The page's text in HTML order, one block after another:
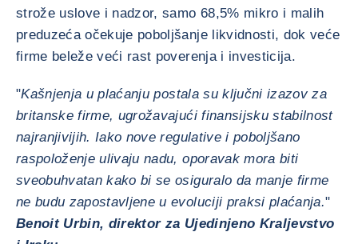
strože uslove i nadzor, samo 68,5% mikro i malih
preduzeća očekuje poboljšanje likvidnosti, dok veće
firme beleže veći rast poverenja i investicija.
"Kašnjenja u plaćanju postala su ključni izazov za
britanske firme, ugrožavajući finansijsku stabilnost
najranjivijih. Iako nove regulative i poboljšano
raspoloženje ulivaju nadu, oporavak mora biti
sveobuhvatan kako bi se osiguralo da manje firme
ne budu zapostavljene u evoluciji praksi plaćanja."
Benoit Urbin, direktor za Ujedinjeno Kraljevstvo